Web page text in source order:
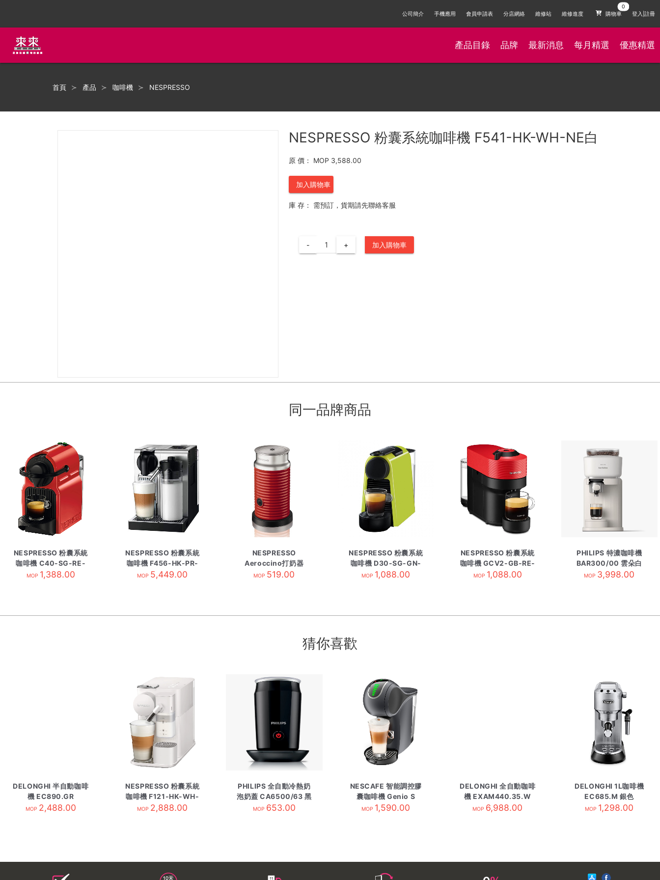
公司簡介 手機應用 會員申請表 分店網絡 維修站 維修進度 購物車 登入|註冊
產品目錄 品牌 最新消息 每月精選 優惠精選
首頁 產品 咖啡機 NESPRESSO
NESPRESSO 粉囊系統咖啡機 F541-HK-WH-NE白
原 價： MOP 3,588.00
加入購物車
庫 存： 需預訂，貨期請先聯絡客服
- + 加入購物車
同一品牌商品
NESPRESSO 粉囊系統
咖啡機 C40-SG-RE-
NE4紅
MOP 1,388.00
NESPRESSO 粉囊系統
咖啡機 F456-HK-PR-
DL
MOP 5,449.00
NESPRESSO
Aeroccino打奶器
3594-SG-RE紅
MOP 519.00
NESPRESSO 粉囊系統
咖啡機 D30-SG-GN-
NE綠
MOP 1,088.00
NESPRESSO 粉囊系統
咖啡機 GCV2-GB-RE-
NE紅
MOP 1,088.00
PHILIPS 特濃咖啡機
BAR300/00 雲朵白
MOP 3,998.00
猜你喜歡
DELONGHI 半自動咖啡
機 EC890.GR
MOP 2,488.00
NESPRESSO 粉囊系統
咖啡機 F121-HK-WH-
NE白
MOP 2,888.00
PHILIPS 全自動冷熱奶
泡奶蓋 CA6500/63 黑
色
MOP 653.00
NESCAFE 智能調控膠
囊咖啡機 Genio S
Touch太空灰
MOP 1,590.00
DELONGHI 全自動咖啡
機 EXAM440.35.W
MOP 6,988.00
DELONGHI 1L咖啡機
EC685.M 銀色
MOP 1,298.00